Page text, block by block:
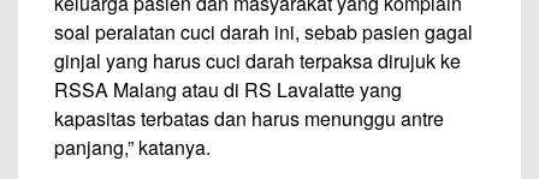
soal peralatan cuci darah ini, sebab pasien gagal
ginjal yang harus cuci darah terpaksa dirujuk ke
RSSA Malang atau di RS Lavalatte yang
kapasitas terbatas dan harus menunggu antre
panjang,” katanya.